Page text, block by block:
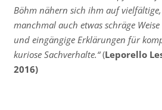
Böhm nähern sich ihm auf
manchmal auch etwas schräge
und eingängige Erklärungen für
kuriose Sachverhalte.“(Leporello
2016)